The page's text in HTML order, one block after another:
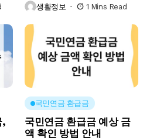
생활정보 1 Mins Read
,
국민연금 환급금
국민연금 환급금 예상 금
액 확인 방법 안내